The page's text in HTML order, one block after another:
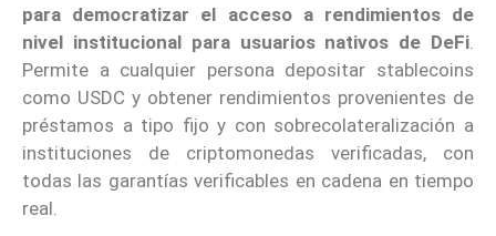
para democratizar el acceso a rendimientos de
nivel institucional para usuarios nativos de DeFi.
Permite a cualquier persona depositar stablecoins
como USDC y obtener rendimientos provenientes de
préstamos a tipo fijo y con sobrecolateralización a
instituciones de criptomonedas verificadas, con
todas las garantías verificables en cadena en tiempo
real.